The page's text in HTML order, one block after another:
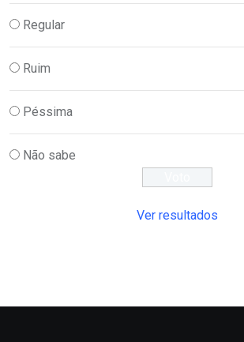
Regular
Ruim
Péssima
Não sabe
Ver resultados